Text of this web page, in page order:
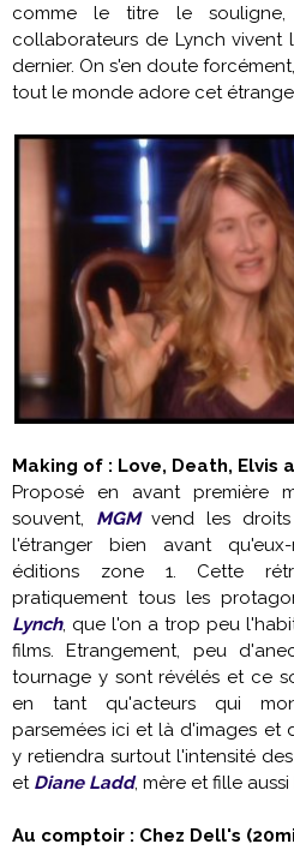
comme le titre le
collaborateurs de Lynch
dernier. On s'en doute
tout le monde adore cet étrange
Making of : Love, Death, Elvis
Proposé en avant première
souvent, MGMvend les droits
l'étranger bien avant
éditions zone 1. Cette
pratiquement tous les
Lynch, que l'on a trop peu
films. Etrangement, peu
tournage y sont révélés et ce
en tant qu'acteurs qui
parsemées ici et là d'images et
y retiendra surtout l'intensité
et Diane Ladd, mère et fille
Au comptoir : Chez Dell's